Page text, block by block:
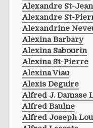
Alexandre St-Jean
Alexandre St-
Alexandrine
Alexina Barbary
Alexina Sabourin
Alexina St-Pierre
Alexina Viau
Alexis Deguire
Alfred J. Damase
Alfred Baulne
Alfred Joseph